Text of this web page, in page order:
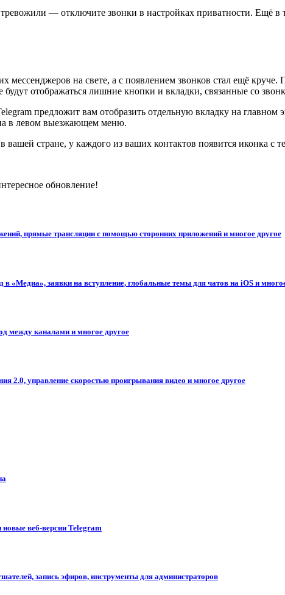
— отключите звонки в настройках приватности. Ещё
на свете, а с появлением звонков стал ещё
отображаться лишние кнопки и вкладки, связанные со
предложит вам отобразить отдельную вкладку на
в левом выезжающем меню.
вашей стране, у каждого из ваших контактов появится иконка с
обновление!
прямые трансляции с помощью сторонних приложений и многое другое
«Медиа», заявки на вступление, глобальные темы для чатов на iOS и
между каналами и многое другое
2.0, управление скоростью проигрывания видео и многое другое
веб-версии Telegram
запись эфиров, инструменты для администраторов